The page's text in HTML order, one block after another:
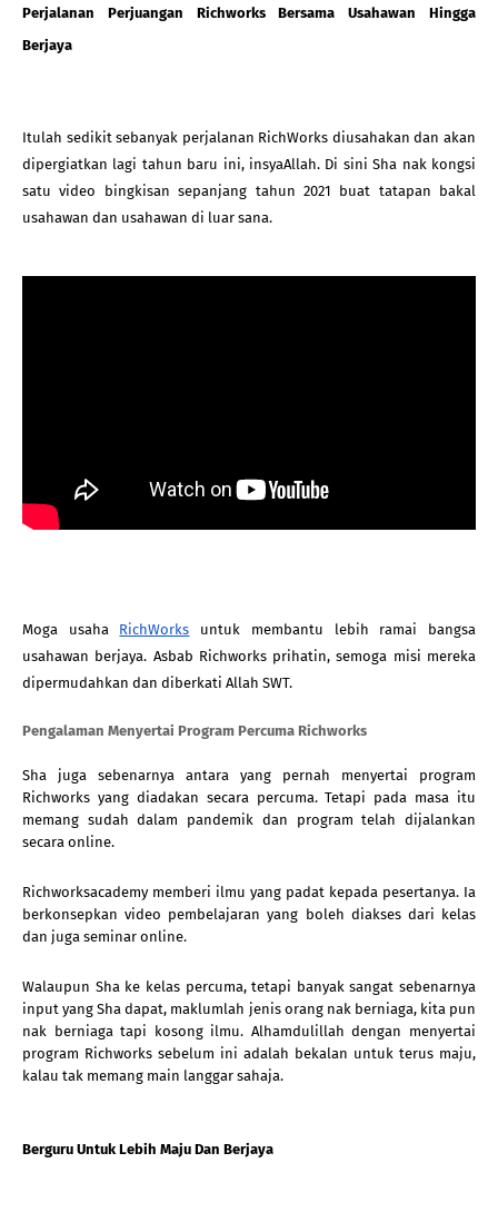
Perjalanan Perjuangan Richworks Bersama Usahawan Hingga
Berjaya
Itulah sedikit sebanyak perjalanan RichWorks diusahakan dan akan
dipergiatkan lagi tahun baru ini, insyaAllah. Di sini Sha nak kongsi
satu video bingkisan sepanjang tahun 2021 buat tatapan bakal
usahawan dan usahawan di luar sana.
Moga usaha RichWorks untuk membantu lebih ramai bangsa
usahawan berjaya. Asbab Richworks prihatin, semoga misi mereka
dipermudahkan dan diberkati Allah SWT.
Pengalaman Menyertai Program Percuma Richworks
Sha juga sebenarnya antara yang pernah menyertai program
Richworks yang diadakan secara percuma. Tetapi pada masa itu
memang sudah dalam pandemik dan program telah dijalankan
secara online.
Richworksacademy memberi ilmu yang padat kepada pesertanya. Ia
berkonsepkan video pembelajaran yang boleh diakses dari kelas
dan juga seminar online.
Walaupun Sha ke kelas percuma, tetapi banyak sangat sebenarnya
input yang Sha dapat, maklumlah jenis orang nak berniaga, kita pun
nak berniaga tapi kosong ilmu. Alhamdulillah dengan menyertai
program Richworks sebelum ini adalah bekalan untuk terus maju,
kalau tak memang main langgar sahaja.
Berguru Untuk Lebih Maju Dan Berjaya